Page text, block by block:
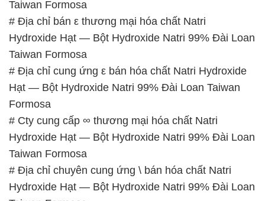
Hạt — Bột Hydroxide Natri 99% Đài Loan Taiwan
Formosa
# Cty cung cấp ∞ thương mại hóa chất Natri
Hydroxide Hạt — Bột Hydroxide Natri 99% Đài Loan
Taiwan Formosa
# Địa chỉ chuyên cung ứng \ bán hóa chất Natri
Hydroxide Hạt — Bột Hydroxide Natri 99% Đài Loan
Taiwan Formosa
📞PHÒNG KINH DOANH – CÔNG TY HÓA CHẤT
ĐẮC TRƯỜNG PHÁT🌐